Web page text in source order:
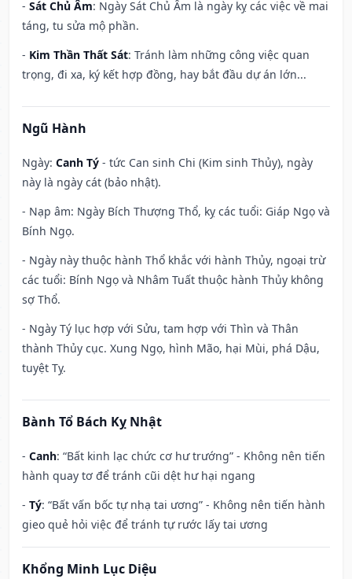
- Sát Chủ Âm: Ngày Sát Chủ Âm là ngày kỵ các việc về mai
táng, tu sửa mộ phần.
- Kim Thần Thất Sát: Tránh làm những công việc quan
trọng, đi xa, ký kết hợp đồng, hay bắt đầu dự án lớn...
Ngũ Hành
Ngày: Canh Tý - tức Can sinh Chi (Kim sinh Thủy), ngày
này là ngày cát (bảo nhật).
- Nạp âm: Ngày Bích Thượng Thổ, kỵ các tuổi: Giáp Ngọ và
Bính Ngọ.
- Ngày này thuộc hành Thổ khắc với hành Thủy, ngoại trừ
các tuổi: Bính Ngọ và Nhâm Tuất thuộc hành Thủy không
sợ Thổ.
- Ngày Tý lục hợp với Sửu, tam hợp với Thìn và Thân
thành Thủy cục. Xung Ngọ, hình Mão, hại Mùi, phá Dậu,
tuyệt Tỵ.
Bành Tổ Bách Kỵ Nhật
- Canh: “Bất kinh lạc chức cơ hư trướng” - Không nên tiến
hành quay tơ để tránh cũi dệt hư hại ngang
- Tý: “Bất vấn bốc tự nhạ tai ương” - Không nên tiến hành
gieo quẻ hỏi việc để tránh tự rước lấy tai ương
Khổng Minh Lục Diệu